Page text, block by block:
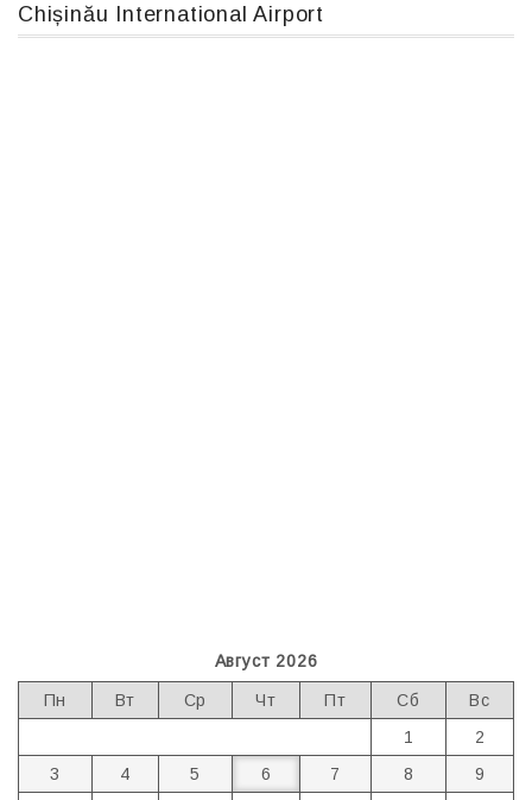
Chișinău International Airport
Август 2026
Пн Вт Ср Чт Пт Сб
Вс
1
2
3
4 5 6 7 8
9